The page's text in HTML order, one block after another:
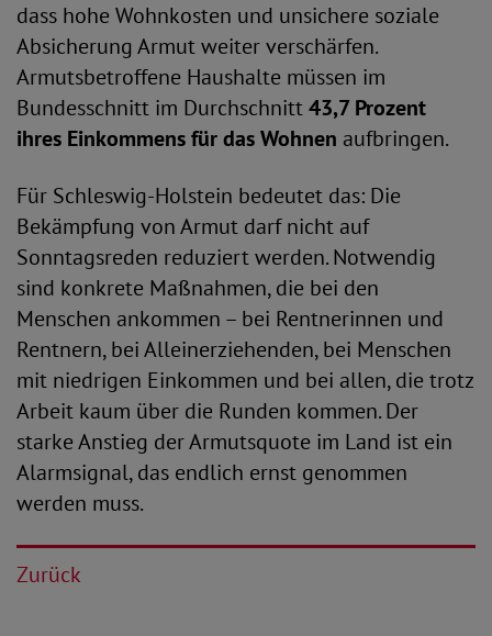
dass hohe Wohnkosten und unsichere soziale
Absicherung Armut weiter verschärfen.
Armutsbetroffene Haushalte müssen im
Bundesschnitt im Durchschnitt43,7 Prozent
ihres Einkommens für das Wohnen aufbringen.
Für Schleswig-Holstein bedeutet das: Die
Bekämpfung von Armut darf nicht auf
Sonntagsreden reduziert werden. Notwendig
sind konkrete Maßnahmen, die bei den
Menschen ankommen – bei Rentnerinnen und
Rentnern, bei Alleinerziehenden, bei Menschen
mit niedrigen Einkommen und bei allen, die trotz
Arbeit kaum über die Runden kommen. Der
starke Anstieg der Armutsquote im Land ist ein
Alarmsignal, das endlich ernst genommen
werden muss.
Zurück